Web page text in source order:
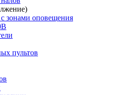
зонами оповещения
пультов